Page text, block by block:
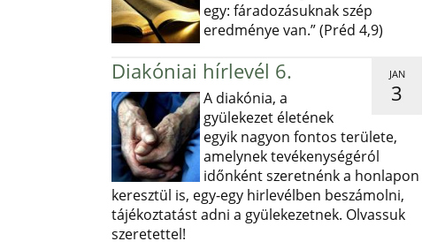
egy: fáradozásuknak szép
eredménye van.” (Préd 4,9)
JAN
3
Diakóniai hírlevél 6.
A diakónia, a
gyülekezet életének
egyik nagyon fontos területe,
amelynek tevékenységéról
időnként szeretnénk a honlapon
keresztül is, egy-egy hirlevélben beszámolni,
tájékoztatást adni a gyülekezetnek. Olvassuk
szeretettel!